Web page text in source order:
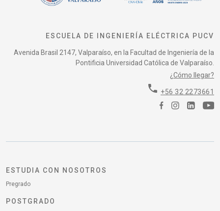
ESCUELA DE INGENIERÍA ELÉCTRICA PUCV
Avenida Brasil 2147, Valparaíso, en la Facultad de Ingeniería de la
Pontificia Universidad Católica de Valparaíso.
¿Cómo llegar?
phone +56 32 2273661
ESTUDIA CON NOSOTROS
Pregrado
POSTGRADO